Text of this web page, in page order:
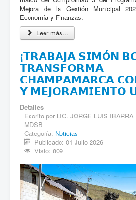
Mejora de la Gestión Municipal
Economía y Finanzas.
Leer más...
¡𝗧𝗥𝗔𝗕𝗔𝗝𝗔 𝗦𝗜𝗠Ó𝗡
𝗧𝗥𝗔𝗡𝗦𝗙𝗢𝗥𝗠𝗔
𝗖𝗛𝗔𝗠𝗣𝗔𝗠𝗔𝗥𝗖𝗔
𝗬 𝗠𝗘𝗝𝗢𝗥𝗔𝗠𝗜𝗘𝗡𝗧𝗢
Detalles
Escrito por LIC. JORGE LUIS
MDSB
Categoría: Noticias
Publicado: 01 Julio 2026
Visto: 809